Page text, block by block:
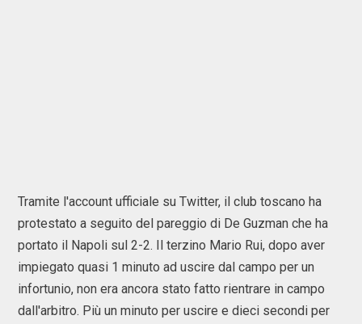
Tramite l'account ufficiale su Twitter, il club toscano ha
protestato a seguito del pareggio di De Guzman che ha
portato il Napoli sul 2-2. Il terzino Mario Rui, dopo aver
impiegato quasi 1 minuto ad uscire dal campo per un
infortunio, non era ancora stato fatto rientrare in campo
dall'arbitro. Più un minuto per uscire e dieci secondi per